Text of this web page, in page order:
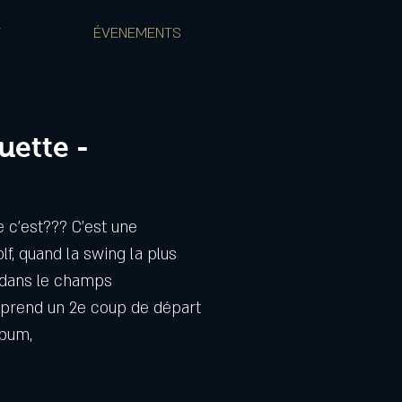
ÉVENEMENTS
-
C’est une
quand la swing la plus
le champs
un 2e coup de départ